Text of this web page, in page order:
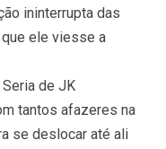
ininterrupta das
ele viesse a
de JK
tantos afazeres na
se deslocar até ali